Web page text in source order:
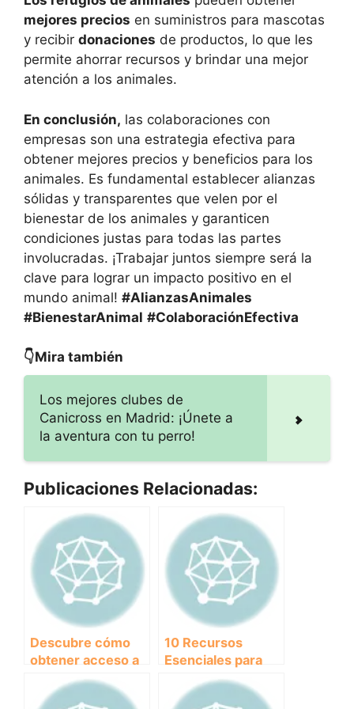
mejores precios en suministros para mascotas
y recibir donaciones de productos, lo que les
permite ahorrar recursos y brindar una mejor
atención a los animales.
En conclusión, las colaboraciones con
empresas son una estrategia efectiva para
obtener mejores precios y beneficios para los
animales. Es fundamental establecer alianzas
sólidas y transparentes que velen por el
bienestar de los animales y garanticen
condiciones justas para todas las partes
involucradas. ¡Trabajar juntos siempre será la
clave para lograr un impacto positivo en el
mundo animal! #AlianzasAnimales
#BienestarAnimal #ColaboraciónEfectiva
👇Mira también
Los mejores clubes de
Canicross en Madrid: ¡Únete a
la aventura con tu perro!
Publicaciones Relacionadas:
Descubre cómo
obtener acceso a
material
informativo y
10 Recursos
Esenciales para
Clubes y
Asociaciones: